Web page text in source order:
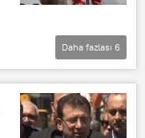
Daha fazlası 6